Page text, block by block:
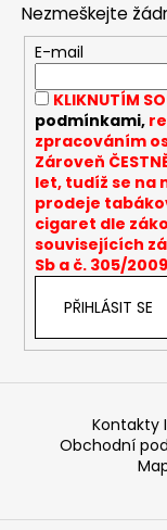
Nezmeškejte
E-mail
KLIKNUTÍM
podmínkami,
zpracováním
Zároveň
let, tudíž se na
prodeje
cigaret dle
souvisejících
Sb a č. 305/
PŘIHLÁSIT SE
Kontakty
Obchodní